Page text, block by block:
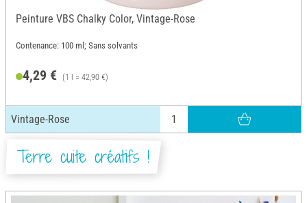
Peinture VBS Chalky Color, Vintage-Rose
Contenance: 100 ml; Sans solvants
4,29 € (1 l = 42,90 €)
Vintage-Rose
Terre cuite créatifs !